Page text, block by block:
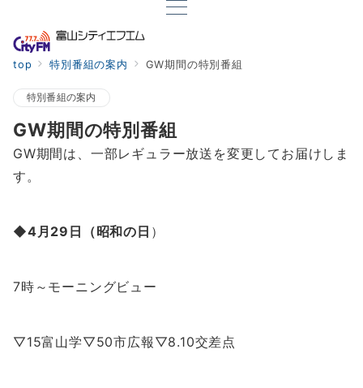
top 特別番組の案内 GW期間の特別番組
特別番組の案内
GW期間の特別番組
GW期間は、一部レギュラー放送を変更してお届けしま
す。
◆4月29日（昭和の日 ）
7時～モーニングビュー
▽15富山学▽50市広報▽8.10交差点